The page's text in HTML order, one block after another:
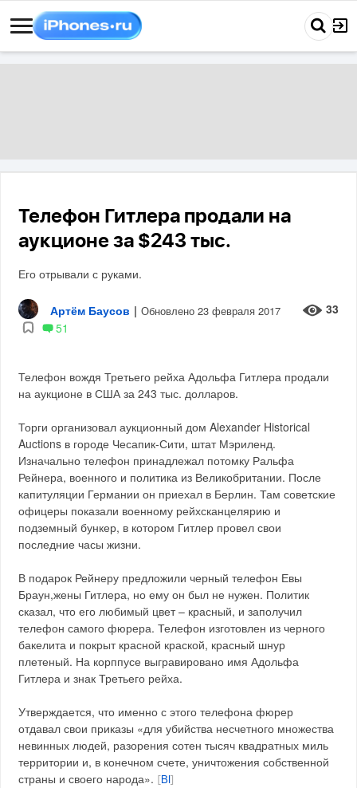
Телефон Гитлера продали на
аукционе за $243 тыс.
Его отрывали с руками.
Артём Баусов | Обновлено 23 февраля 2017
33
51
Телефон вождя Третьего рейха Адольфа Гитлера продали
на аукционе в США за 243 тыс. долларов.
Торги организовал аукционный дом Alexander Historical
Auctions в городе Чесапик-Сити, штат Мэриленд.
Изначально телефон принадлежал потомку Ральфа
Рейнера, военного и политика из Великобритании. После
капитуляции Германии он приехал в Берлин. Там советские
офицеры показали военному рейхсканцелярию и
подземный бункер, в котором Гитлер провел свои
последние часы жизни.
В подарок Рейнеру предложили черный телефон Евы
Браун,жены Гитлера, но ему он был не нужен. Политик
сказал, что его любимый цвет – красный, и заполучил
телефон самого фюрера. Телефон изготовлен из черного
бакелита и покрыт красной краской, красный шнур
плетеный. На корппусе выгравировано имя Адольфа
Гитлера и знак Третьего рейха.
Утверждается, что именно с этого телефона фюрер
отдавал свои приказы «для убийства несчетного множества
невинных людей, разорения сотен тысяч квадратных миль
территории и, в конечном счете, уничтожения собственной
страны и своего народа».
BI